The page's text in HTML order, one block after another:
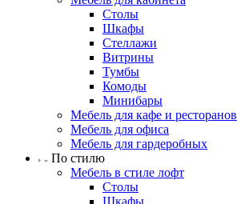
Столы
Шкафы
Стеллажи
Витрины
Тумбы
Комоды
Минибары
Мебель для кафе и ресторанов
Мебель для офиса
Мебель для гардеробных
По стилю
Мебель в стиле лофт
Столы
Шкафы